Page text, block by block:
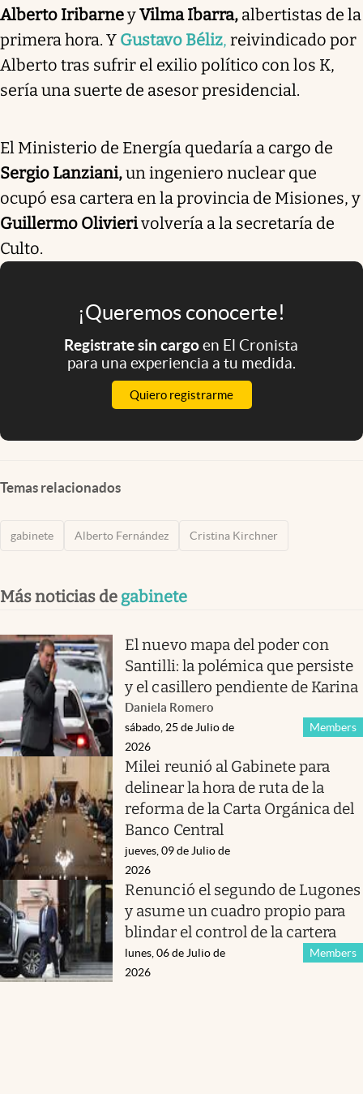
Alberto IribarneyVilma Ibarra, albertistas de la
primera hora. Y Gustavo Béliz, reivindicado por
Alberto tras sufrir el exilio político con los K,
sería una suerte de asesor presidencial.
El Ministerio de Energía quedaría a cargo de
Sergio Lanziani,un ingeniero nuclear que
ocupó esa cartera en la provincia de Misiones, y
Guillermo Olivierivolvería a la secretaría de
Culto.
¡Queremos conocerte!
Registrate sin cargoen El Cronista
para una experiencia a tu medida.
Quiero registrarme
Temas relacionados
gabinete Alberto Fernández Cristina Kirchner
Más noticias de gabinete
El nuevo mapa del poder con
Santilli: la polémica que persiste
y el casillero pendiente de Karina
Daniela Romero
Members
sábado, 25 de Julio de
2026
Milei reunió al Gabinete para
delinear la hora de ruta de la
reforma de la Carta Orgánica del
Banco Central
jueves, 09 de Julio de
2026
Renunció el segundo de Lugones
y asume un cuadro propio para
blindar el control de la cartera
Members
lunes, 06 de Julio de
2026